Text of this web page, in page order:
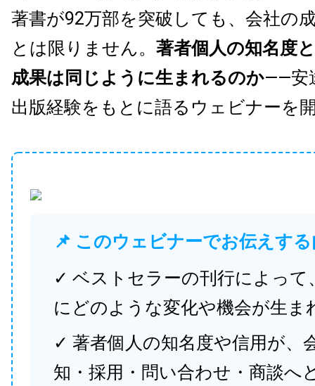
著書が92万部を突破しても、会社の
とは限りません。 著者個人の知名度
成果は同じように生まれるのか——安
出版経験をもとに語るウェビナーを
📌 このウェビナーでお伝えす
✓ ベストセラーの刊行によって
にどのような変化や機会が生ま
✓ 著者個人の知名度や信用が、
知・採用・問い合わせ・商談へ